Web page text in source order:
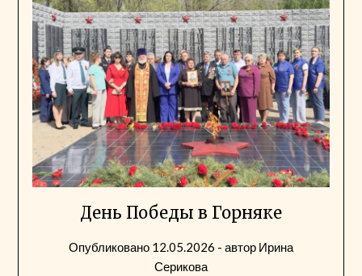
День Победы в Горняке
Опубликовано 12.05.2026 - автор Ирина
Серикова